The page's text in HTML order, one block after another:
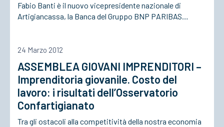
Fabio Banti è il nuovo vicepresidente nazionale di
Artigiancassa, la Banca del Gruppo BNP PARIBAS…
24 Marzo 2012
ASSEMBLEA GIOVANI IMPRENDITORI –
Imprenditoria giovanile. Costo del
lavoro: i risultati dell’Osservatorio
Confartigianato
Tra gli ostacoli alla competitività della nostra economia